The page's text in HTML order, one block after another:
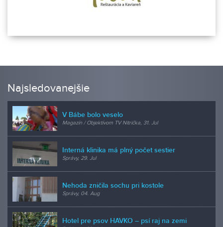
Najsledovanejšie
V Bábe bolo veselo
Magazín / Objektívom TV Nitrička, 31. Jul
Interná klinika má plný počet sestier
Správy, 29. Jul
Nehoda zničila sochu pri kostole
Správy, 04. Aug
Hotel pre psov HAVKO – psí raj na zemi